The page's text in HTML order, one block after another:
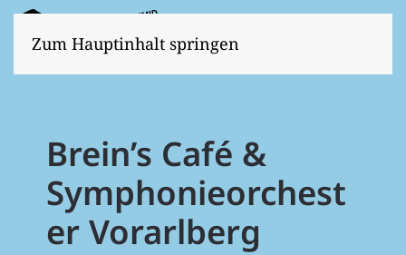
Zum Hauptinhalt springen
Brein’s Café &
Symphonieorchest
er Vorarlberg